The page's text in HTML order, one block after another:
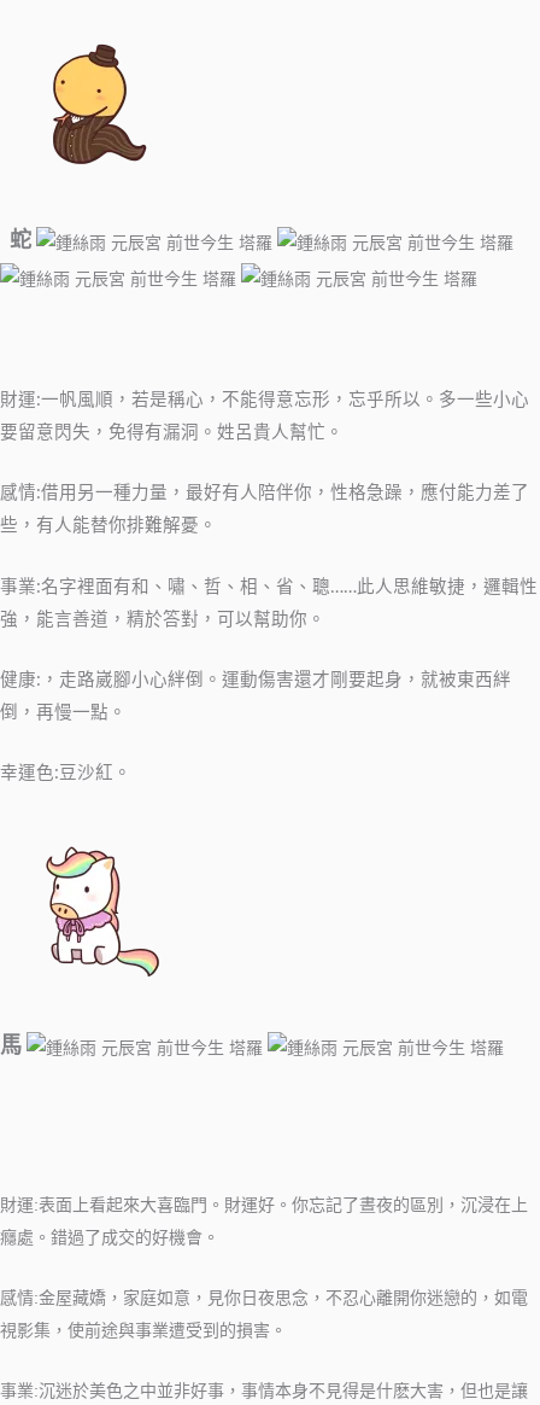
蛇
財運:一帆風順，若是稱心，不能得意忘形，忘乎所以。多一些小心
要留意閃失，免得有漏洞。姓呂貴人幫忙。
感情:借用另一種力量，最好有人陪伴你，性格急躁，應付能力差了
些，有人能替你排難解憂。
事業:名字裡面有和、嘯、哲、相、省、聰……此人思維敏捷，邏輯性
強，能言善道，精於答對，可以幫助你。
健康:，走路崴腳小心絆倒。運動傷害還才剛要起身，就被東西絆
倒，再慢一點。
幸運色:豆沙紅。
馬
財運:表面上看起來大喜臨門。財運好。你忘記了晝夜的區別，沉浸在上
癮處。錯過了成交的好機會。
感情:金屋藏嬌，家庭如意，見你日夜思念，不忍心離開你迷戀的，如電
視影集，使前途與事業遭受到的損害。
事業:沉迷於美色之中並非好事，事情本身不見得是什麽大害，但也是讓